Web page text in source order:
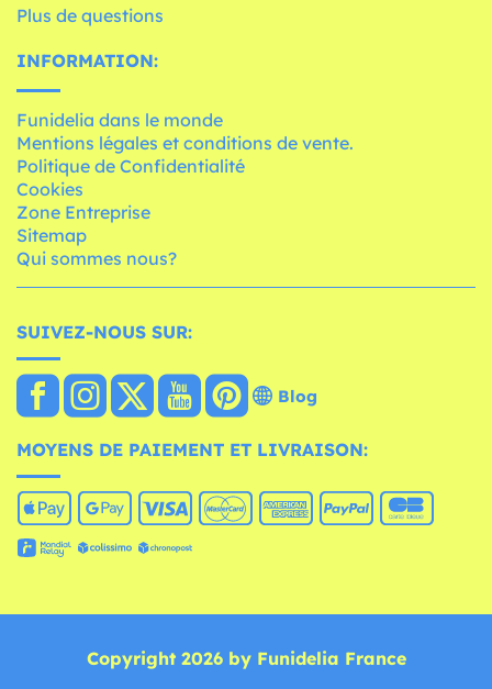
Plus de questions
INFORMATION:
Funidelia dans le monde
Mentions légales et conditions de vente.
Politique de Confidentialité
Cookies
Zone Entreprise
Sitemap
Qui sommes nous?
SUIVEZ-NOUS SUR:
Blog
MOYENS DE PAIEMENT ET LIVRAISON:
Copyright 2026 by Funidelia France